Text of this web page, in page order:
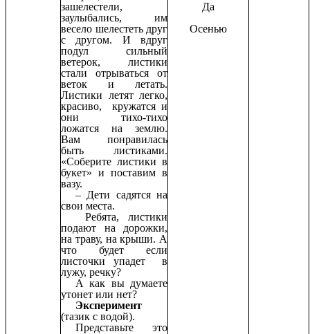
зашелестели,
заулыбались, им
весело шелестеть друг
с другом. И вдруг
подул сильный
ветерок, листики
стали отрываться от
веток и летать.
Листики летят легко,
красиво, кружатся и
они тихо-тихо
ложатся на землю.
Вам понравилась
быть листиками.
«Соберите листики в
букет» и поставим в
вазу.
– Дети садятся на
свои места.
Ребята, листики
подают на дорожки,
на траву, на крыши. А
что будет если
листочки упадет в
лужу, речку?
А как вы думаете
утонет или нет?
Эксперимент
(тазик с водой).
Представьте это
Да
Осенью